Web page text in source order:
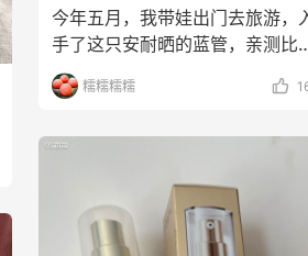
今年五月，我带娃出门去旅游，
手了这只安耐晒的蓝管，亲测比
色不刺激，10岁多的
糯糯糯糯